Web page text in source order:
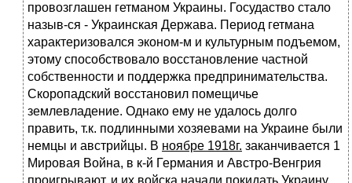
провозглашен гетманом Украины. Госудаство стало
назыв-ся - Украинская Держава. Период гетмана
характеризовался эконом-м и культурным подъемом,
этому способствовало восстановление частной
собственности и поддержка предпринимательства.
Скоропадский восстановил помещичье
землевладение. Однако ему не удалось долго
править, т.к. подлинными хозяевами на Украине были
немцы и австрийцы. В ноябре 1918г. заканчивается 1
Мировая Война, в к-й Германия и Австро-Венгрия